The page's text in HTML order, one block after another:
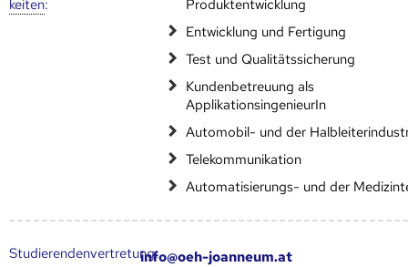
keiten:
Produktentwicklung
Entwicklung und Fertigung
Test und Qualitätssicherung
Kundenbetreuung als
ApplikationsingenieurIn
Automobil- und der
Telekommunikation
Automatisierungs- und der
Studierendenvertretung:info@oeh-joanneum.at